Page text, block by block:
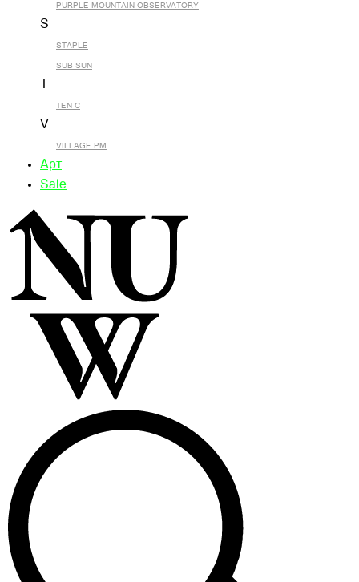
PURPLE MOUNTAIN OBSERVATORY
S
STAPLE
SUB SUN
TEN C
V
VILLAGE PM
Арт
Sale